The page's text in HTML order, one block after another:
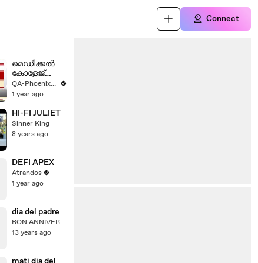
Connect
മെഡിക്കൽ
കോളേജ്
അപകടം;
സൂപ്രണ്ട്
ജയകുമാറിന്
പിന്തുണയുമാ
യി SFI
QA-Phoenix-Asianet
1 year ago
HI-FI JULIET
Sinner King
8 years ago
DEFI APEX
Atrandos
1 year ago
dia del padre
BON ANNIVERSAIRE PAPI!
13 years ago